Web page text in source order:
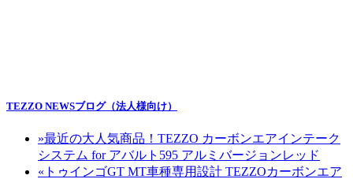
TEZZO NEWSブログ（法人様向け）
»最近の大人気商品！TEZZO カーボンエアインテーク
システム for アバルト595 アルミバージョンレッド
« トゥインゴGT MT車種専用設計 TEZZOカーボンエア